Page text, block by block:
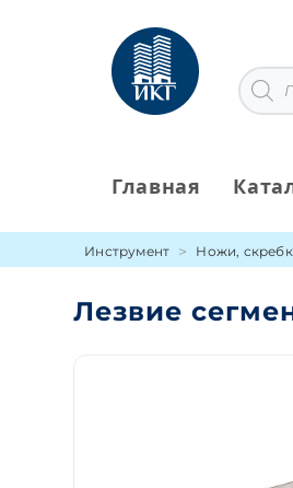
содержимому
Поиск
Главная
Инструмент Ножи,
Лезвие